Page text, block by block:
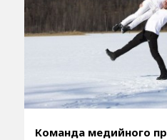
Команда медийного